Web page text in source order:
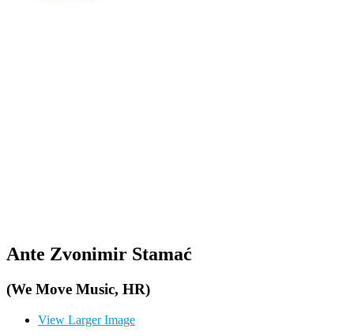
Ante Zvonimir Stamać
(We Move Music, HR)
View Larger Image